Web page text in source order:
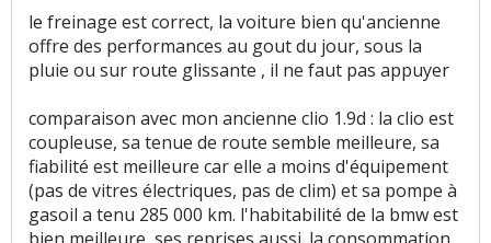
le freinage est correct, la voiture bien qu'ancienne
offre des performances au gout du jour, sous la
pluie ou sur route glissante , il ne faut pas appuyer
comparaison avec mon ancienne clio 1.9d : la clio est
coupleuse, sa tenue de route semble meilleure, sa
fiabilité est meilleure car elle a moins d'équipement
(pas de vitres électriques, pas de clim) et sa pompe à
gasoil a tenu 285 000 km. l'habitabilité de la bmw est